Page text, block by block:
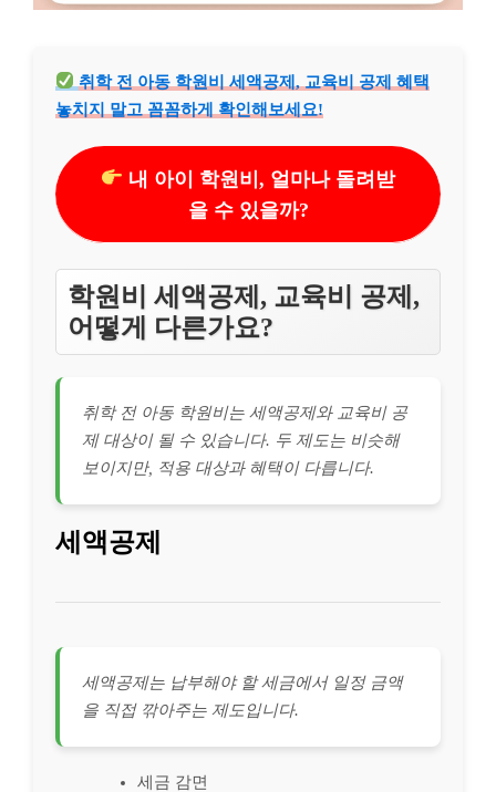
취학 전 아동 학원비 세액공제, 교육비 공제 혜택
놓치지 말고 꼼꼼하게 확인해보세요!
내 아이 학원비, 얼마나 돌려받
을 수 있을까?
학원비 세액공제, 교육비 공제,
어떻게 다른가요?
취학 전 아동 학원비는 세액공제와 교육비 공
제 대상이 될 수 있습니다. 두 제도는 비슷해
보이지만, 적용 대상과 혜택이 다릅니다.
세액공제
세액공제는 납부해야 할 세금에서 일정 금액
을 직접 깎아주는 제도입니다.
세금 감면